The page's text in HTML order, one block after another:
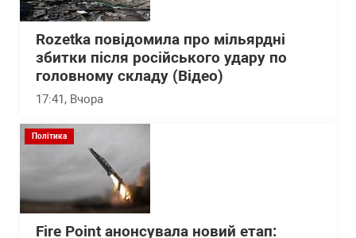
Rozetka повідомила про мільярдні
збитки після російського удару по
головному складу (Відео)
17:41, Вчора
Політика
Fire Point анонсувала новий етап: